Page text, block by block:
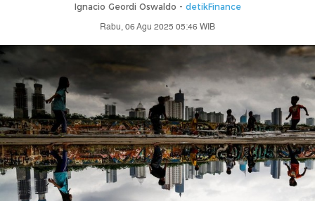
Ignacio Geordi Oswaldo - detikFinance
Rabu, 06 Agu 2025 05:46 WIB